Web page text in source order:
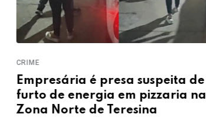
CRIME
Empresária é presa suspeita de
furto de energia em pizzaria na
Zona Norte de Teresina